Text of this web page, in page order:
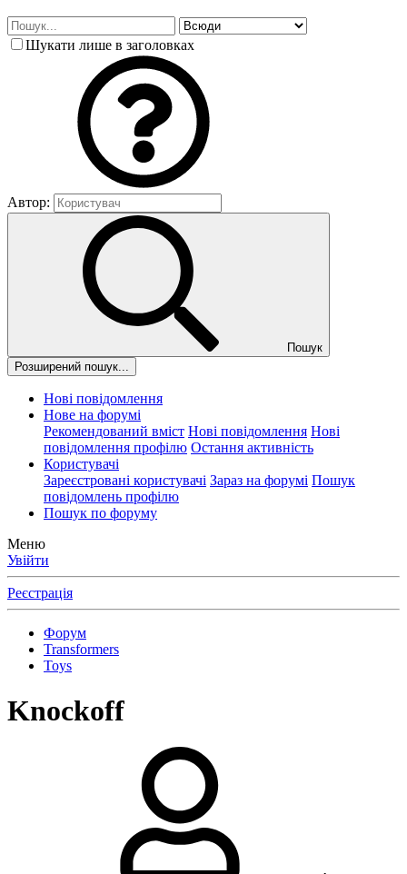
Шукати лише в заголовках
Автор:
Пошук
Розширений пошук...
Нові повідомлення
Нове на форумі
Рекомендований вміст Нові повідомлення Нові
повідомлення профілю Остання активність
Користувачі
Зареєстровані користувачі Зараз на форумі Пошук
повідомлень профілю
Пошук по форуму
Меню
Увійти
Реєстрація
Форум
Transformers
Toys
Knockoff